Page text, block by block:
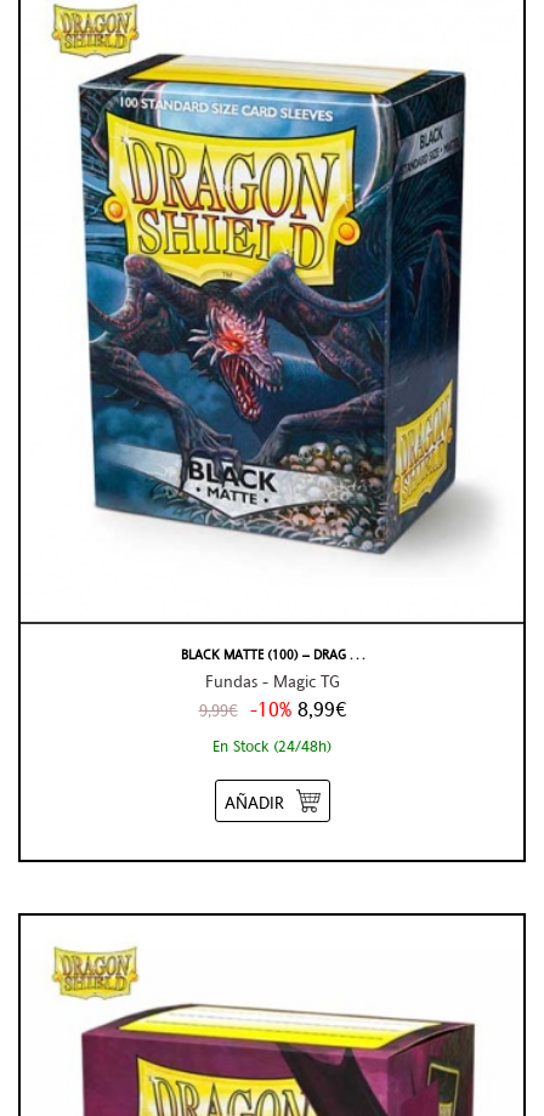
BLACK MATTE (100) – DRAG . . .
Fundas - Magic TG
9,99€ -10% 8,99€
En Stock (24/48h)
AÑADIR